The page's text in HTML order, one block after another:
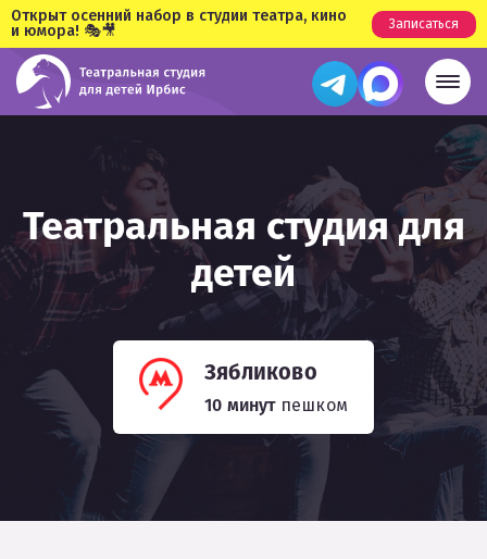
Открыт осенний набор в студии театра, кино
и юмора! 🎭🎥
Записаться
Театральная студия для
детей
Зябликово
10 минут пешком